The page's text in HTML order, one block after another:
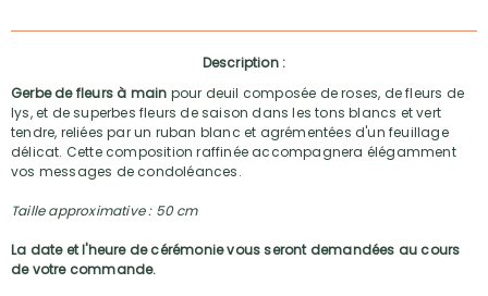
Description :
Gerbe de fleurs à main pour deuil composée de roses, de fleurs de
lys, et de superbes fleurs de saison dans les tons blancs et vert
tendre, reliées par un ruban blanc et agrémentées d'un feuillage
délicat. Cette composition raffinée accompagnera élégamment
vos messages de condoléances.
Taille approximative : 50 cm
La date et l'heure de cérémonie vous seront demandées au cours
de votre commande.